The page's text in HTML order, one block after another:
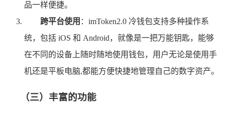
品一样便捷。
跨平台使用 ：imToken2.0 冷钱包支持多种操作系
统，包括 iOS 和 Android，就像是一把万能钥匙，能够
在不同的设备上随时随地使用钱包，用户无论是使用手
机还是平板电脑,都能方便快捷地管理自己的数字资产。
（三）丰富的功能